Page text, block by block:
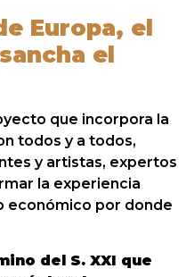
Europa, el
el
que incorpora la
todos y a todos,
y artistas, expertos
la experiencia
económico por donde
del S. XXI que